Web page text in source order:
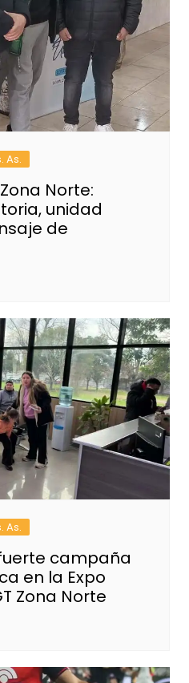
As.
Norte:
unidad
de
As.
campaña
en la Expo
Zona Norte